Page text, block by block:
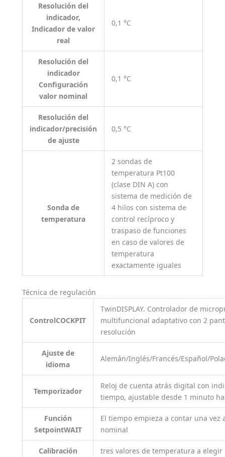
Resolución del
indicador,
Indicador de valor
real
0,1 °C
Resolución del
indicador
Configuración
valor nominal
0,1 °C
Resolución del
indicador/precisión
de ajuste
0,5 °C
Sonda de
temperatura
2 sondas de
temperatura Pt100
(clase DIN A) con
sistema de medición de
4 hilos con sistema de
control recíproco y
traspaso de funciones
en caso de valores de
temperatura
exactamente iguales
Técnica de regulación
ControlCOCKPIT
TwinDISPLAY. Controlador de
multifuncional adaptativo con 2
resolución
Ajuste de
idioma
Alemán/Inglés/Francés/Español/
Temporizador
Reloj de cuenta atrás digital con
tiempo, ajustable desde 1 minuto
Función
SetpointWAIT
El tiempo empieza a contar una
nominal
Calibración tres valores de temperatura a elegir